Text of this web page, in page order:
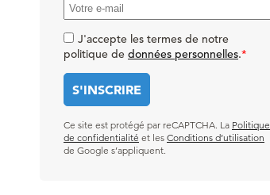
J'accepte les termes de notre
politique de données personnelles.*
Ce site est protégé par reCAPTCHA. La Politique
de confidentialité et les Conditions d’utilisation
de Google s’appliquent.